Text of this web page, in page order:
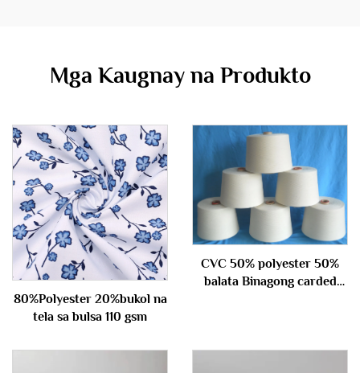
Mga Kaugnay na Produkto
80%Polyester 20%bukol na
tela sa bulsa 110 gsm
CVC 50% polyester 50%
balata Binagong carded